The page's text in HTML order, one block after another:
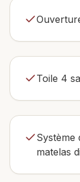
Toile 4
Système
matelas